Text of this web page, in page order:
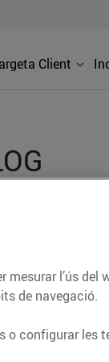
Client
informació
altres
ENERGIA
mesurar l’ús
de navegació.
o configurar les